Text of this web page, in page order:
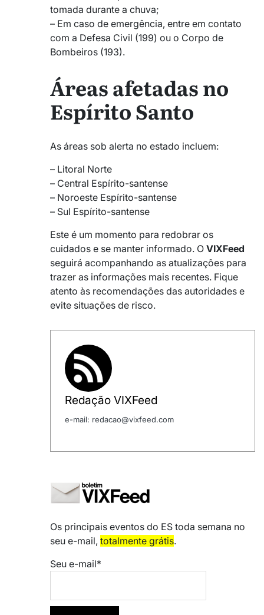
tomada durante a chuva;
– Em caso de emergência, entre em contato
com a Defesa Civil (199) ou o Corpo de
Bombeiros (193).
Áreas afetadas no
Espírito Santo
As áreas sob alerta no estado incluem:
– Litoral Norte
– Central Espírito-santense
– Noroeste Espírito-santense
– Sul Espírito-santense
Este é um momento para redobrar os
cuidados e se manter informado. O VIXFeed
seguirá acompanhando as atualizações para
trazer as informações mais recentes. Fique
atento às recomendações das autoridades e
evite situações de risco.
Redação VIXFeed
e-mail: redacao@vixfeed.com
Os principais eventos do ES toda semana no
seu e-mail, totalmente grátis.
Seu e-mail*